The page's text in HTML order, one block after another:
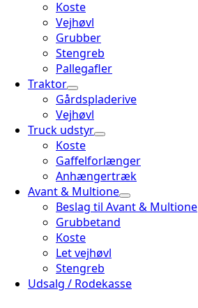
Koste
Vejhøvl
Grubber
Stengreb
Pallegafler
Traktor
Gårdspladerive
Vejhøvl
Truck udstyr
Koste
Gaffelforlænger
Anhængertræk
Avant & Multione
Beslag til Avant & Multione
Grubbetand
Koste
Let vejhøvl
Stengreb
Udsalg / Rodekasse